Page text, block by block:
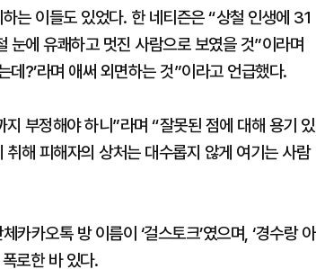
는 이들도 있었다. 한 네티즌은 “상철 인생에 31
에 유쾌하고 멋진 사람으로 보였을 것”이라며
데?’라며 애써 외면하는 것”이라고 언급했다.
부정해야 하니”라며 “잘못된 점에 대해 용기 있
해 피해자의 상처는 대수롭지 않게 여기는 사람
카오톡 방 이름이 ‘걸스토크’였으며, ‘경수랑 아
로한 바 있다.